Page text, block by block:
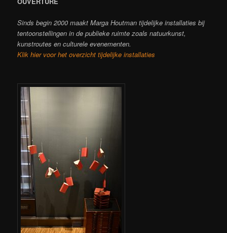
Sinds begin 2000 maakt Marga Houtman tijdelijke installaties bij
tentoonstellingen in de publieke ruimte zoals natuurkunst,
kunstroutes en culturele evenementen.
Klik hier voor het overzicht tijdelijke installaties